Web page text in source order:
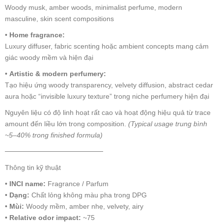
Woody musk, amber woods, minimalist perfume, modern
masculine, skin scent compositions
• Home fragrance:
Luxury diffuser, fabric scenting hoặc ambient concepts mang cảm
giác woody mềm và hiện đại
• Artistic & modern perfumery:
Tạo hiệu ứng woody transparency, velvety diffusion, abstract cedar
aura hoặc “invisible luxury texture” trong niche perfumery hiện đại
Nguyên liệu có độ linh hoạt rất cao và hoạt động hiệu quả từ trace
amount đến liều lớn trong composition. (Typical usage trung bình
~5–40% trong finished formula)
────────────────────
Thông tin kỹ thuật
• INCI name: Fragrance / Parfum
• Dạng: Chất lỏng không màu pha trong DPG
• Mùi: Woody mềm, amber nhẹ, velvety, airy
• Relative odor impact: ~75